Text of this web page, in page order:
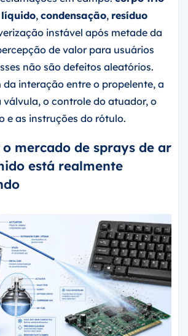
, condensação
resíduo
instável após metade da
de valor para usuários
não são defeitos aleatórios.
da interação entre o propelente, a
válvula, o controle do atuador, o
e as instruções do rótulo.
o mercado de sprays de ar
está realmente